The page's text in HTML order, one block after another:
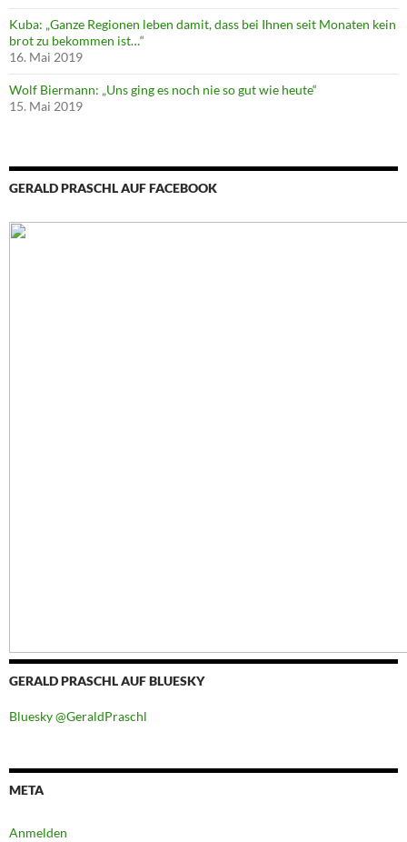
Kuba: „Ganze Regionen leben damit, dass bei Ihnen seit Monaten kein
brot zu bekommen ist…“
16. Mai 2019
Wolf Biermann: „Uns ging es noch nie so gut wie heute“
15. Mai 2019
GERALD PRASCHL AUF FACEBOOK
GERALD PRASCHL AUF BLUESKY
Bluesky @GeraldPraschl
META
Anmelden